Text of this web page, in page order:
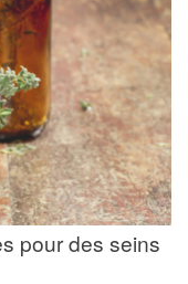
pour des seins